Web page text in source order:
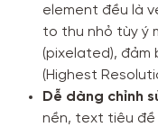
element đều là
to thu nhỏ tùy ý
(pixelated), đảm
(Highest
Dễ dàng chỉnh
nền, text tiêu đề